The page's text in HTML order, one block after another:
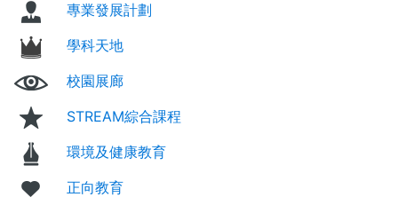
專業發展計劃
學科天地
校園展廊
STREAM綜合課程
環境及健康教育
正向教育